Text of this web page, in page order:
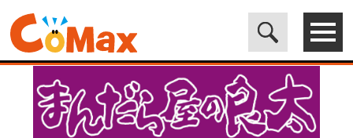
電子書籍マンガ CoMax(コマックス)公式サイト - 株式会社ICE>
LEGEND> まんだら屋の良太20